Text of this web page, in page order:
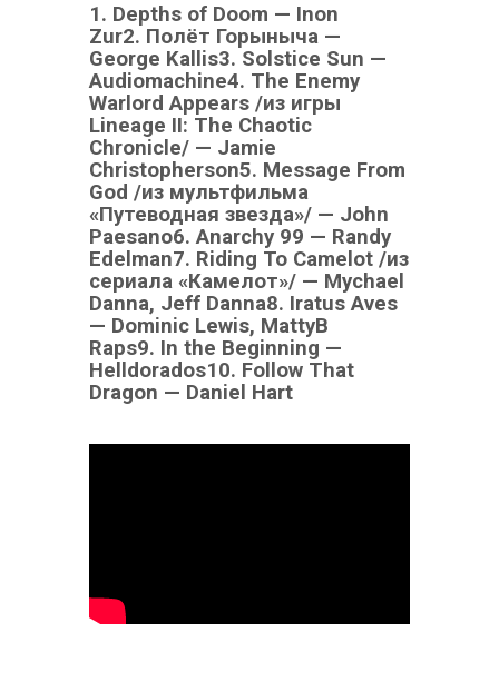
1. Depths of Doom — Inon
Zur2. Полёт Горыныча —
George Kallis3. Solstice Sun —
Audiomachine4. The Enemy
Warlord Appears /из игры
Lineage II: The Chaotic
Chronicle/ — Jamie
Christopherson5. Message From
God /из мультфильма
«Путеводная звезда»/ — John
Paesano6. Anarchy 99 — Randy
Edelman7. Riding To Camelot /из
сериала «Камелот»/ — Mychael
Danna, Jeff Danna8. Iratus Aves
— Dominic Lewis, MattyB
Raps9. In the Beginning —
Helldorados10. Follow That
Dragon — Daniel Hart